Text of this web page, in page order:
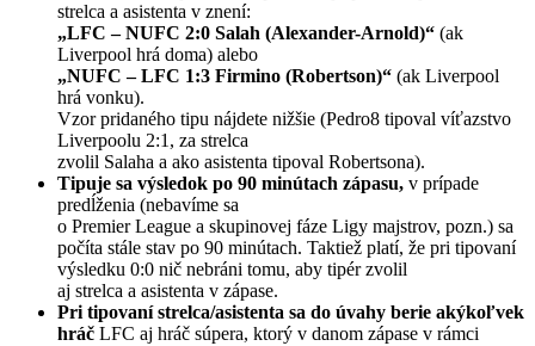
strelca a asistenta v znení:
„LFC – NUFC 2:0 Salah (Alexander-Arnold)“ (ak
Liverpool hrá doma) alebo
„NUFC – LFC 1:3 Firmino (Robertson)“ (ak Liverpool
hrá vonku).
Vzor pridaného tipu nájdete nižšie (Pedro8 tipoval víťazstvo
Liverpoolu 2:1, za strelca
zvolil Salaha a ako asistenta tipoval Robertsona).
Tipuje sa výsledok po 90 minútach zápasu, v prípade
predĺženia (nebavíme sa
o Premier League a skupinovej fáze Ligy majstrov, pozn.) sa
počíta stále stav po 90 minútach. Taktiež platí, že pri tipovaní
výsledku 0:0 nič nebráni tomu, aby tipér zvolil
aj strelca a asistenta v zápase.
Pri tipovaní strelca/asistenta sa do úvahy berie akýkoľvek
hráč LFC aj hráč súpera, ktorý v danom zápase v rámci